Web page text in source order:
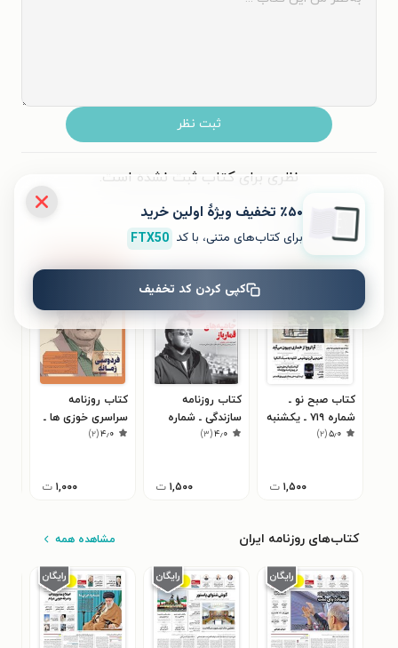
ثبت نظر
نظری برای کتاب ثبت نشده است.
کتاب‌های مشابه
کتاب صبح نو ـ
شماره ۷۱۹ ـ یکشنبه
۱۹ خرداد ۹۸ ۵٫۰(۲)
۱,۵۰۰ ت
کتاب روزنامه
سازندگی ـ شماره
۵۶۳ ـ ۹ دی ۹۸۴٫۰(۳)
۱,۵۰۰ ت
کتاب روزنامه
سراسری خوزی ها ـ
۴٫۰(۲)
۱,۰۰۰ ت
کتاب‌های روزنامه ایران مشاهده همه
٪۵۰ تخفیف ویژۀ اولین خرید
برای کتاب‌های متنی، با کد FTX50
کپی کردن کد تخفیف